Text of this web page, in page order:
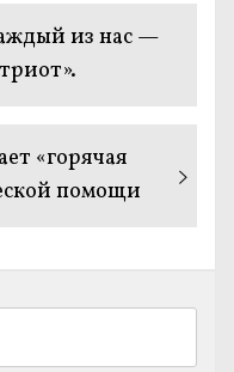
из нас —
«горячая
помощи